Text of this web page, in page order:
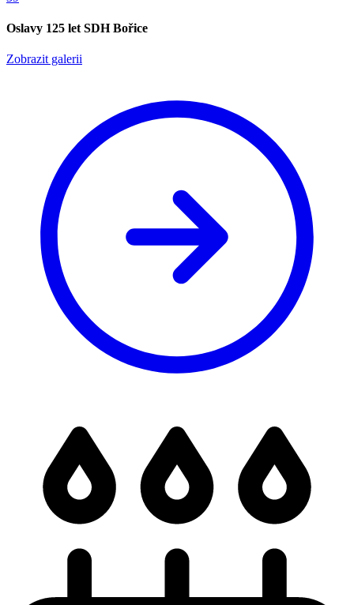
Oslavy 125 let SDH Bořice
Zobrazit galerii